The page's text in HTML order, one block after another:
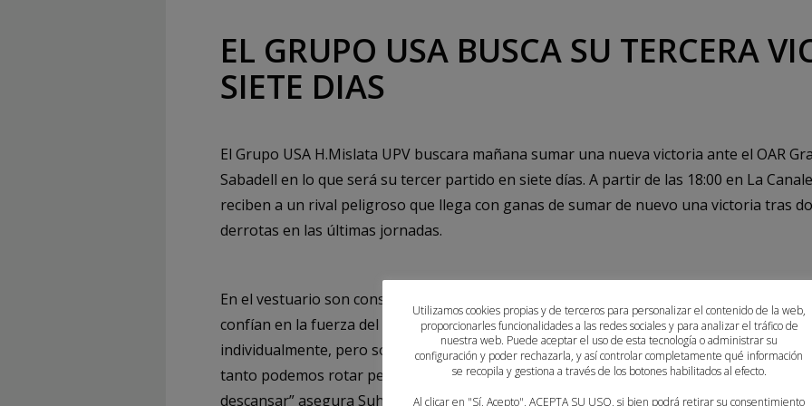
EL GRUPO USA BUSCA SU TERCERA
SIETE DIAS
El Grupo USA H.Mislata UPV buscara mañana sumar una nueva victoria ante el OAR
Sabadell en lo que será su tercer partido en siete días. A partir de las 18:00 en La
reciben a un rival peligroso que llega con ganas de sumar de nuevo una victoria tras
derrotas en las últimas jornadas.
En el vestuario son conscientes de que el cansancio les puede pasar factura pero
confían en la fuerza del grupo. “La carga de piernas puede afectarnos y pasar factura
individualmente, pero somos un equipo con buena plantilla donde todas aportamos y
tanto podemos rotar perfectamente para dar lo que tengamos en la pista y luego poder
descansar” asegura Suhana Bayonas.
Utilizamos cookies propias y de terceros para personalizar el contenido de la web,
proporcionarles funcionalidades a las redes sociales y para analizar el tráfico de
nuestra web. Puede aceptar el uso de esta tecnología o administrar su
configuración y poder rechazarla, y así controlar completamente qué información
se recopila y gestiona a través de los botones habilitados al efecto.
Al clicar en "Sí, Acepto", ACEPTA SU USO, si bien podrá retirar su consentimiento